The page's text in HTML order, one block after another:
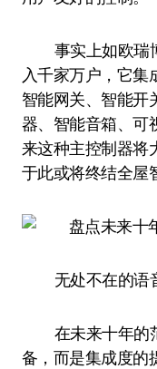
事实上如欧瑞
入千家万户，它集
智能网关、智能开
器、智能音箱、可
来这种主控制器将
于此或将终结全屋
无处不在的语
在未来十年的
备，而是集成度的